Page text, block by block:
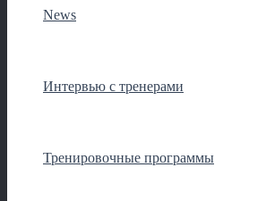
News
Интервью с тренерами
Тренировочные программы